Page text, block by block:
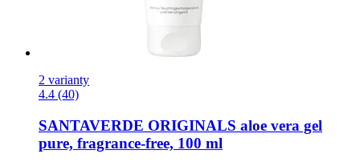
2 varianty
4.4 (40)
SANTAVERDE ORIGINALS aloe vera gel
pure, fragrance-​free, 100 ml